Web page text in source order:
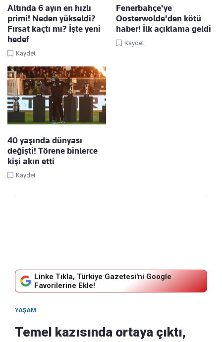
Altında 6 ayın en hızlı
primi! Neden yükseldi?
Fırsat kaçtı mı? İşte yeni
hedef
Kaydet
Fenerbahçe'ye
Oosterwolde'den kötü
haber! İlk açıklama geldi
Kaydet
40 yaşında dünyası
değişti! Törene binlerce
kişi akın etti
Kaydet
Linke Tıkla, Türkiye Gazetesi'ni Google
Favorilerine Ekle!
YAŞAM
Temel kazısında ortaya çıktı,